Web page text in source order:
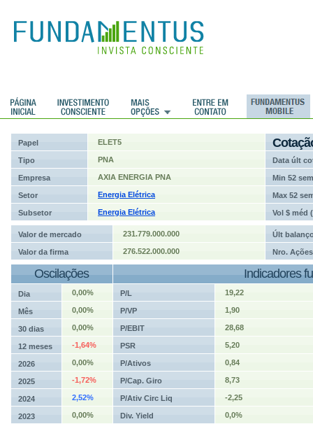
Papel ELET5
Tipo PNA Data últ
Empresa AXIA ENERGIA PNA Min 52 sem
Setor Energia Elétrica Max 52
Subsetor Energia Elétrica Vol $ méd
Valor de mercado 231.779.000.000 Últ
Valor da firma 276.522.000.000 Nro. Ações
Oscilações Indicadores
Dia 0,00% P/L 19,22
Mês 0,00% P/VP 1,90
30 dias 0,00% P/EBIT 28,68
12 meses -1,64% PSR 5,20
2026 0,00% P/Ativos 0,84
2025 -1,72% P/Cap. Giro 8,73
2024 2,52% P/Ativ Circ Liq -2,25
2023 0,00% Div. Yield 0,0%